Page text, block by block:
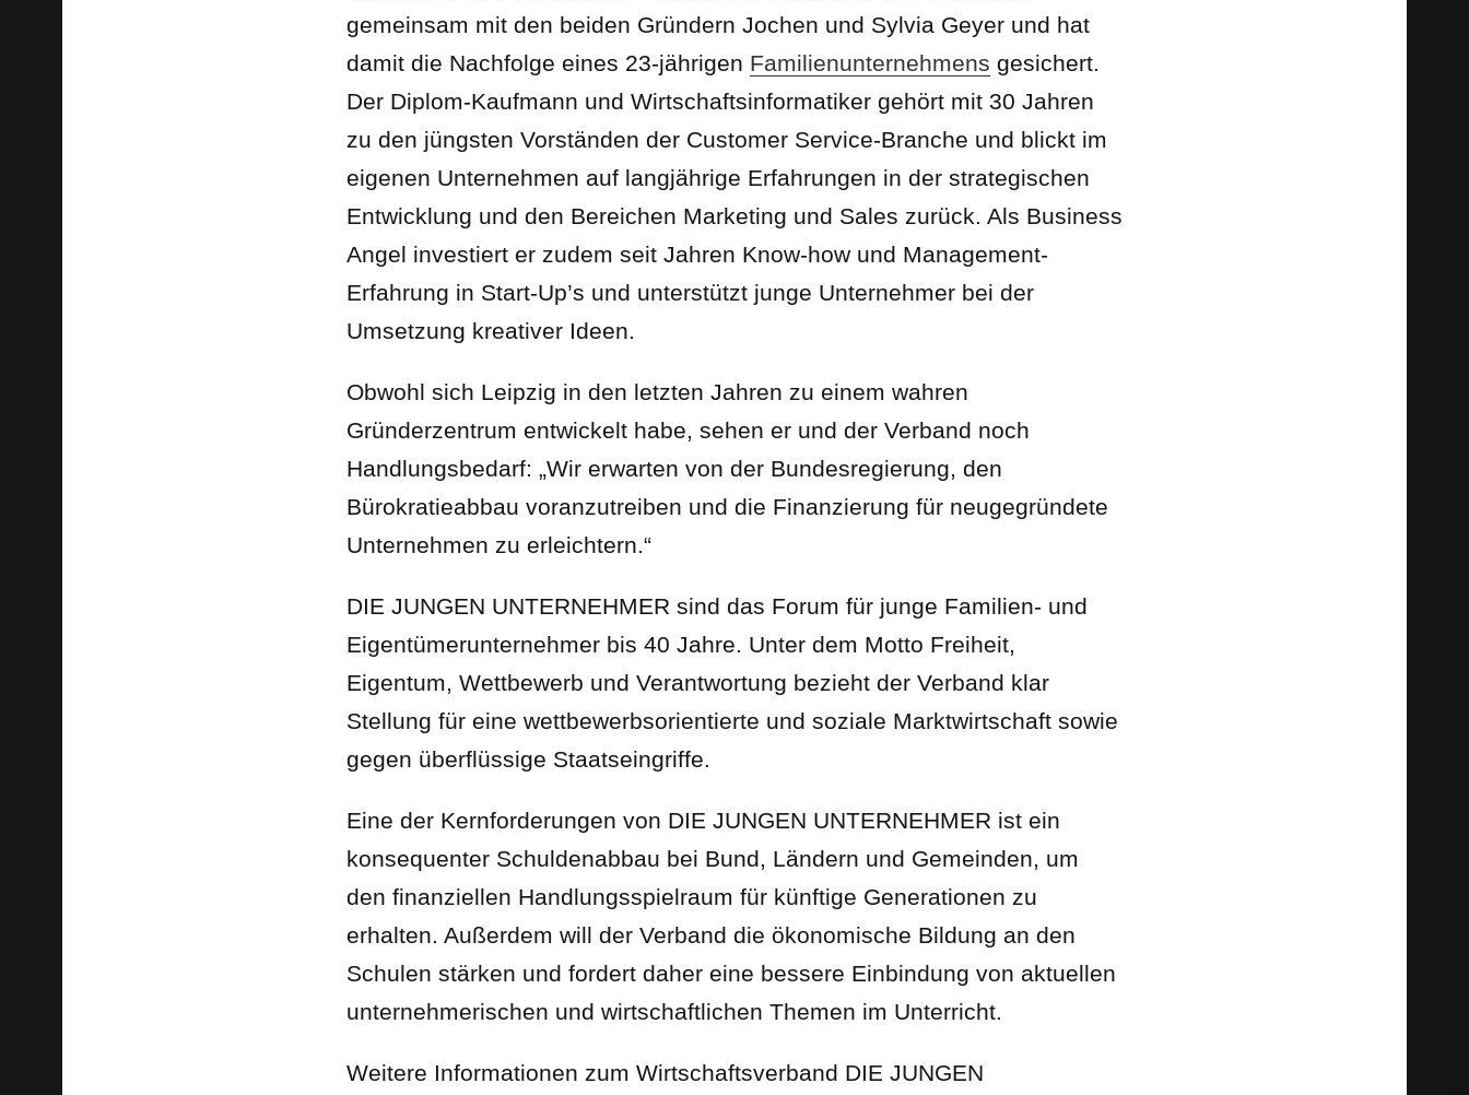
gemeinsam mit den beiden Gründern Jochen und Sylvia Geyer und hat
damit die Nachfolge eines 23-jährigen Familienunternehmens gesichert.
Der Diplom-Kaufmann und Wirtschaftsinformatiker gehört mit 30 Jahren
zu den jüngsten Vorständen der Customer Service-Branche und blickt im
eigenen Unternehmen auf langjährige Erfahrungen in der strategischen
Entwicklung und den Bereichen Marketing und Sales zurück. Als Business
Angel investiert er zudem seit Jahren Know-how und Management-
Erfahrung in Start-Up’s und unterstützt junge Unternehmer bei der
Umsetzung kreativer Ideen.
Obwohl sich Leipzig in den letzten Jahren zu einem wahren
Gründerzentrum entwickelt habe, sehen er und der Verband noch
Handlungsbedarf: „Wir erwarten von der Bundesregierung, den
Bürokratieabbau voranzutreiben und die Finanzierung für neugegründete
Unternehmen zu erleichtern.“
DIE JUNGEN UNTERNEHMER sind das Forum für junge Familien- und
Eigentümerunternehmer bis 40 Jahre. Unter dem Motto Freiheit,
Eigentum, Wettbewerb und Verantwortung bezieht der Verband klar
Stellung für eine wettbewerbsorientierte und soziale Marktwirtschaft sowie
gegen überflüssige Staatseingriffe.
Eine der Kernforderungen von DIE JUNGEN UNTERNEHMER ist ein
konsequenter Schuldenabbau bei Bund, Ländern und Gemeinden, um
den finanziellen Handlungsspielraum für künftige Generationen zu
erhalten. Außerdem will der Verband die ökonomische Bildung an den
Schulen stärken und fordert daher eine bessere Einbindung von aktuellen
unternehmerischen und wirtschaftlichen Themen im Unterricht.
Weitere Informationen zum Wirtschaftsverband DIE JUNGEN